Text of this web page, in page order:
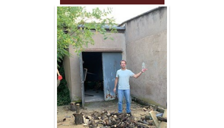
Evolution 11 –
1952/1957
La 15/6 G –
1938/1947
La 15/6 D –
1947/1955
La 15/6 H –
1954/1956